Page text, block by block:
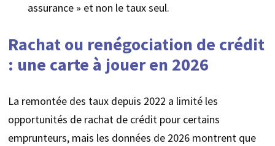
assurance » et non le taux seul.
Rachat ou renégociation de crédit
: une carte à jouer en 2026
La remontée des taux depuis 2022 a limité les
opportunités de rachat de crédit pour certains
emprunteurs, mais les données de 2026 montrent que